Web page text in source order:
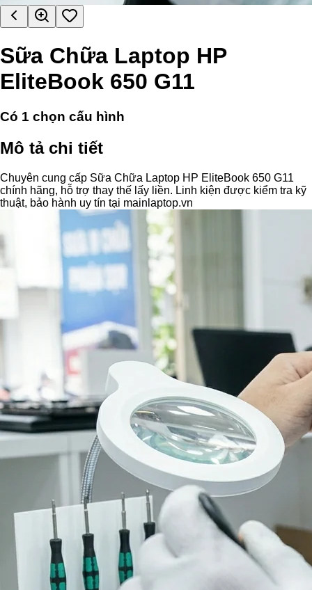
Sữa Chữa Laptop HP
EliteBook 650 G11
Có 1 chọn cấu hình
Mô tả chi tiết
Chuyên cung cấp Sữa Chữa Laptop HP EliteBook 650 G11
chính hãng, hỗ trợ thay thế lấy liền. Linh kiện được kiểm tra kỹ
thuật, bảo hành uy tín tại mainlaptop.vn